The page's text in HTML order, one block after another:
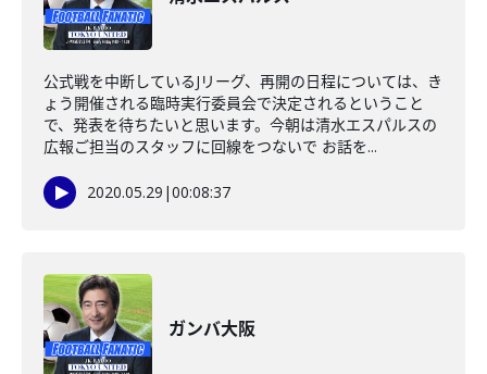
公式戦を中断しているJリーグ、再開の日程については、き
ょう開催される臨時実行委員会で決定されるということ
で、発表を待ちたいと思います。今朝は清水エスパルスの
広報ご担当のスタッフに回線をつないで お話を...
2020.05.29 |00:08:37
ガンバ大阪